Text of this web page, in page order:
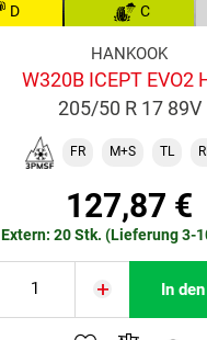
D C
HANKOOK
W320B ICEPT EVO2
205/50 R 17 89V
FR M+S TL
127,87 €
Extern: 20 Stk. (Lieferung 3-
In